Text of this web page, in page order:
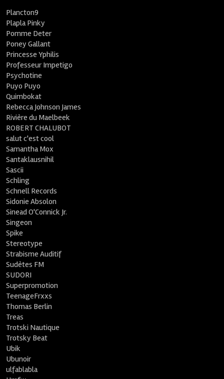
Plancton9
Plapla Pinky
Pomme Deter
Poney Gallant
Princesse Yphilis
Professeur Impetigo
Psychotine
Puyo Puyo
Quimbokat
Rebecca Johnson James
Rivière du Maelbeek
ROBERT CHALUBOT
salut c'est cool
Samantha Mox
Santaklausnihil
Sascii
Schling
Schnell Records
Sidonie Absolon
Sinead O'Connick Jr.
Singeon
Spike
Stereotype
Strabisme Auditif
Sudètes FM
SUDORI
Superpromotion
TeenageFrxxs
Thomas Berlin
Treas
Trotski Nautique
Trotsky Beat
Ubik
Ubunoir
ulfablabla